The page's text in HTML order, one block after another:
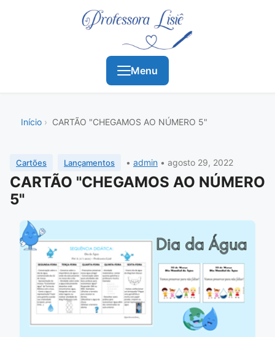
Menu
Início CARTÃO "CHEGAMOS AO NÚMERO 5"
Cartões Lançamentos • admin • agosto 29, 2022
CARTÃO "CHEGAMOS AO NÚMERO
5"